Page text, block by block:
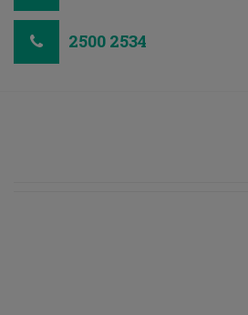
2500 2534